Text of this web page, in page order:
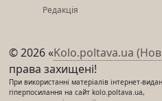
Редакція
© 2026 «Kolo.poltava.ua
права захищені!
При використанні матеріалів інтернет-
гіперпосилання на сайт kolo.poltava.ua,